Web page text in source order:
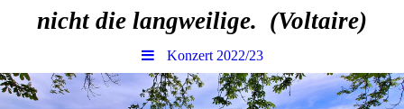
nicht die langweilige. (Voltaire)
Konzert 2022/23